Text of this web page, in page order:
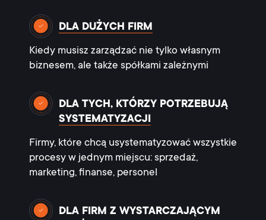
DLA DUŻYCH FIRM
Kiedy musisz zarządzać nie tylko własnym
biznesem, ale także spółkami zależnymi
DLA TYCH, KTÓRZY POTRZEBUJĄ
SYSTEMATYZACJI
Firmy, które chcą usystematyzować wszystkie
procesy w jednym miejscu: sprzedaż,
marketing, finanse, personel
DLA FIRM Z WYSTARCZAJĄCYM